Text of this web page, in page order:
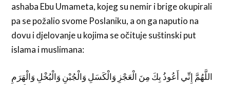
ashaba Ebu Umameta, kojeg su nemir i brige okupirali
pa se požalio svome Poslaniku, a on ga naputio na
dovu i djelovanje u kojima se očituje suštinski put
islama i muslimana:
اللَّهُمَّ إِنِّي أَعُوذُ بِكَ مِنَ الْعَجْزِ وَالْكَسَلِ وَالْجُبْنِ وَالْبُخْلِ وَالْهَرَمِ